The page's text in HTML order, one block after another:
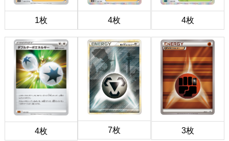
1枚 4枚 4枚
4枚 7枚 3枚